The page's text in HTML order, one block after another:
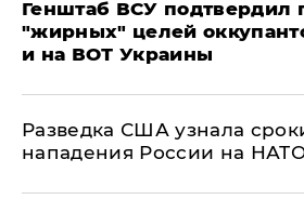
Генштаб ВСУ подтвердил
"жирных" целей
и на ВОТ Украины
Разведка США узнала
нападения России на НАТО